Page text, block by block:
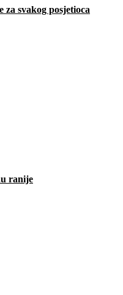
svakog posjetioca
ranije